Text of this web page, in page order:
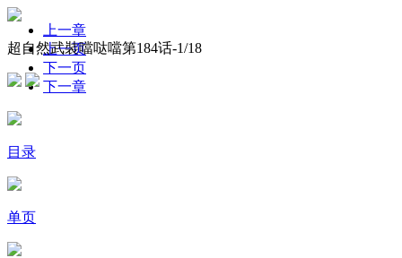
超自然武裝噹哒噹第184话-1/18
上一章
上一页
下一页
下一章
目录
单页